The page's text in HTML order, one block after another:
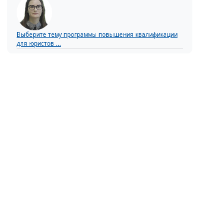
Выберите тему программы повышения квалификации
для юристов ...